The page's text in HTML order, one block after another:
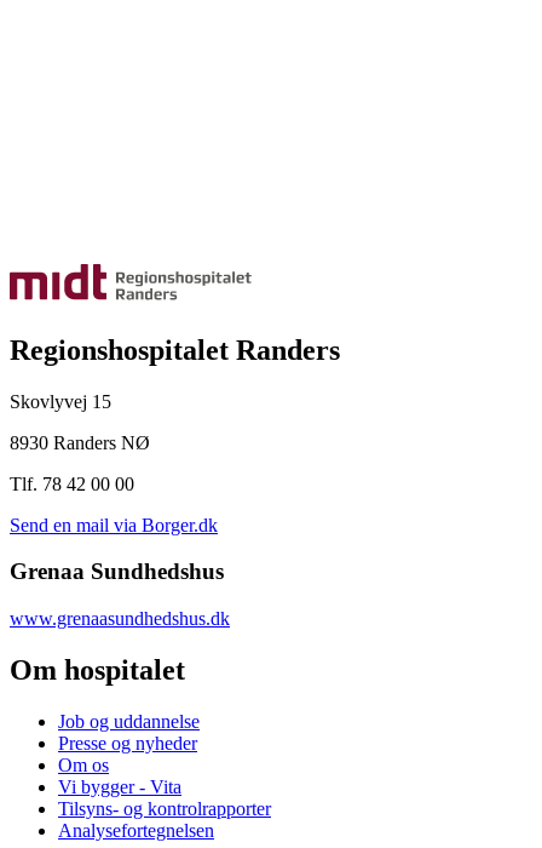
Regionshospitalet Randers
Skovlyvej 15
8930 Randers NØ
Tlf. 78 42 00 00
Send en mail via Borger.dk
Grenaa Sundhedshus
www.grenaasundhedshus.dk
Om hospitalet
Job og uddannelse
Presse og nyheder
Om os
Vi bygger - Vita
Tilsyns- og kontrolrapporter
Analysefortegnelsen